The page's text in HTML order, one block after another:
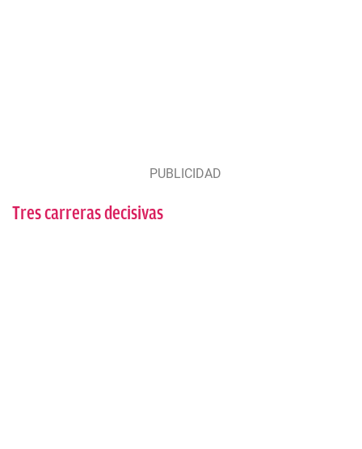
Tres carreras decisivas